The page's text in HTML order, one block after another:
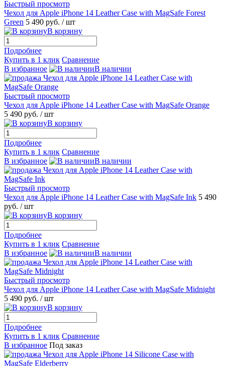
Быстрый просмотр
Чехол для Apple iPhone 14 Leather Case with MagSafe Forest
Green 5 490 руб. / шт
В корзину
Подробнее
Купить в 1 клик Сравнение
В избранное
В наличии
Быстрый просмотр
Чехол для Apple iPhone 14 Leather Case with MagSafe Orange
5 490 руб. / шт
В корзину
Подробнее
Купить в 1 клик Сравнение
В избранное
В наличии
Быстрый просмотр
Чехол для Apple iPhone 14 Leather Case with MagSafe Ink 5 490
руб. / шт
В корзину
Подробнее
Купить в 1 клик Сравнение
В избранное
В наличии
Быстрый просмотр
Чехол для Apple iPhone 14 Leather Case with MagSafe Midnight
5 490 руб. / шт
В корзину
Подробнее
Купить в 1 клик Сравнение
В избранное Под заказ